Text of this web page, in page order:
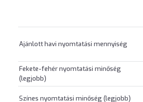
Ajánlott havi nyomtatási mennyiség
Fekete-fehér nyomtatási minőség
(legjobb)
Színes nyomtatási minőség (legjobb)